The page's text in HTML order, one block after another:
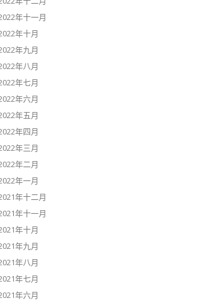
年十一月
年十月
年九月
年八月
年七月
年六月
年五月
年四月
年三月
年二月
年一月
年十二月
年十一月
年十月
年九月
年八月
年七月
年六月